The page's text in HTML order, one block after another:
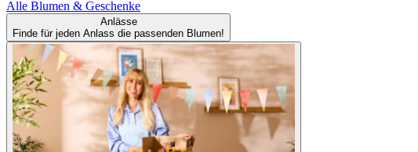
Alle Blumen & Geschenke
Anlässe
Finde für jeden Anlass die passenden Blumen!